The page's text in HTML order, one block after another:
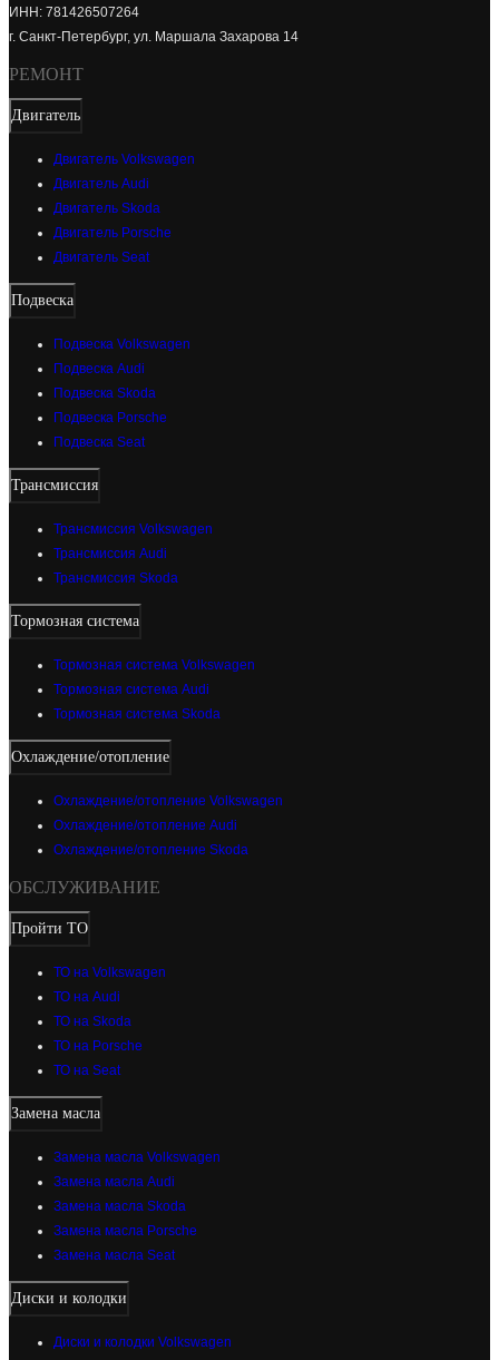
ИНН: 781426507264
г. Санкт-Петербург, ул. Маршала Захарова 14
РЕМОНТ
Двигатель
Двигатель Volkswagen
Двигатель Audi
Двигатель Skoda
Двигатель Porsche
Двигатель Seat
Подвеска
Подвеска Volkswagen
Подвеска Audi
Подвеска Skoda
Подвеска Porsche
Подвеска Seat
Трансмиссия
Трансмиссия Volkswagen
Трансмиссия Audi
Трансмиссия Skoda
Тормозная система
Тормозная система Volkswagen
Тормозная система Audi
Тормозная система Skoda
Охлаждение/отопление
Охлаждение/отопление Volkswagen
Охлаждение/отопление Audi
Охлаждение/отопление Skoda
ОБСЛУЖИВАНИЕ
Пройти ТО
ТО на Volkswagen
ТО на Audi
ТО на Skoda
ТО на Porsche
ТО на Seat
Замена масла
Замена масла Volkswagen
Замена масла Audi
Замена масла Skoda
Замена масла Porsche
Замена масла Seat
Диски и колодки
Диски и колодки Volkswagen